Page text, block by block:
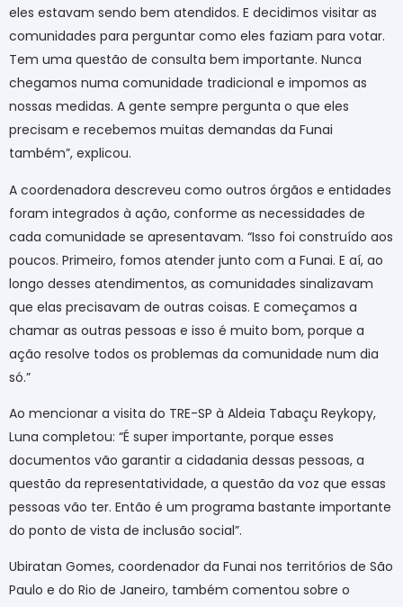
eles estavam sendo bem atendidos. E decidimos visitar as
comunidades para perguntar como eles faziam para votar.
Tem uma questão de consulta bem importante. Nunca
chegamos numa comunidade tradicional e impomos as
nossas medidas. A gente sempre pergunta o que eles
precisam e recebemos muitas demandas da Funai
também”, explicou.
A coordenadora descreveu como outros órgãos e entidades
foram integrados à ação, conforme as necessidades de
cada comunidade se apresentavam. “Isso foi construído aos
poucos. Primeiro, fomos atender junto com a Funai. E aí, ao
longo desses atendimentos, as comunidades sinalizavam
que elas precisavam de outras coisas. E começamos a
chamar as outras pessoas e isso é muito bom, porque a
ação resolve todos os problemas da comunidade num dia
só.”
Ao mencionar a visita do TRE-SP à Aldeia Tabaçu Reykopy,
Luna completou: “É super importante, porque esses
documentos vão garantir a cidadania dessas pessoas, a
questão da representatividade, a questão da voz que essas
pessoas vão ter. Então é um programa bastante importante
do ponto de vista de inclusão social”.
Ubiratan Gomes, coordenador da Funai nos territórios de São
Paulo e do Rio de Janeiro, também comentou sobre o